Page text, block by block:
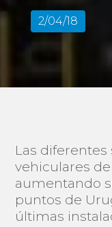
2/04/18
Las diferentes
vehiculares
aumentando
puntos de
últimas